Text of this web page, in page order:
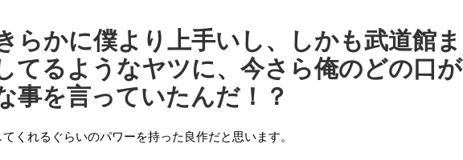
らかに僕より上手いし、しかも武道館ま
てるようなヤツに、今さら俺のどの口が
事を言っていたんだ！？
くれるぐらいのパワーを持った良作だと思います。